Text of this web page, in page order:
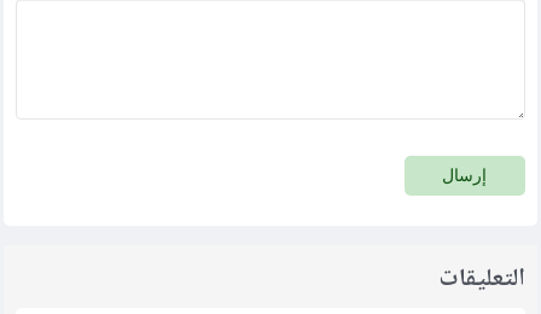
إرسال
التعليقات